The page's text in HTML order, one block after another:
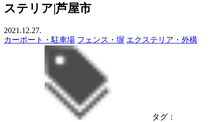
ステリア|芦屋市
2021.12.27.
カーポート・駐車場 フェンス・塀 エクステリア・外構
タグ：